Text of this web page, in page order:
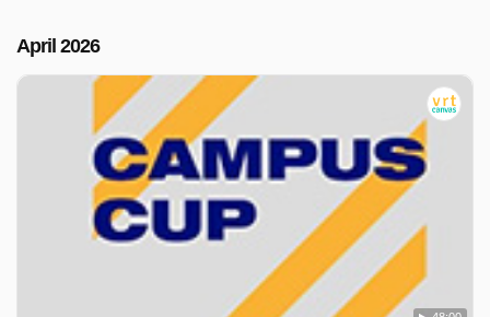
April 2026